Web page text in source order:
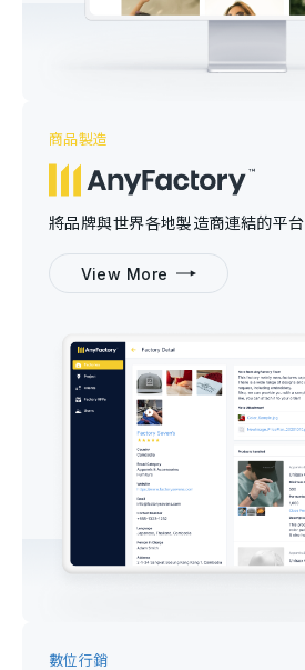
商品製造
將品牌與世界各地製造商連結的平台
View More
數位行銷